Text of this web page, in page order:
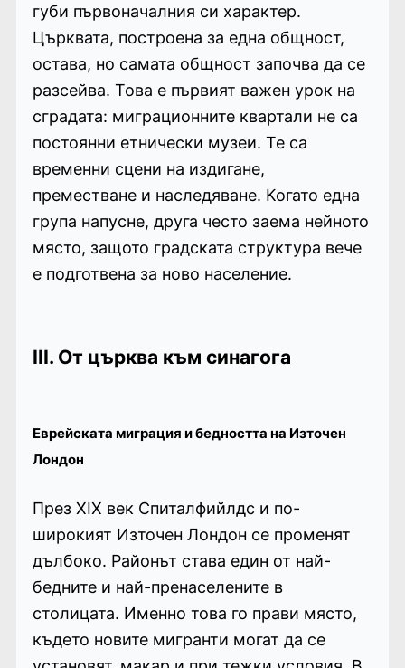
губи първоначалния си характер.
Църквата, построена за една общност,
остава, но самата общност започва да се
разсейва. Това е първият важен урок на
сградата: миграционните квартали не са
постоянни етнически музеи. Те са
временни сцени на издигане,
преместване и наследяване. Когато една
група напусне, друга често заема нейното
място, защото градската структура вече
е подготвена за ново население.
III. От църква към синагога
Еврейската миграция и бедността на Източен
Лондон
През XIX век Спиталфийлдс и по-
широкият Източен Лондон се променят
дълбоко. Районът става един от най-
бедните и най-пренаселените в
столицата. Именно това го прави място,
където новите мигранти могат да се